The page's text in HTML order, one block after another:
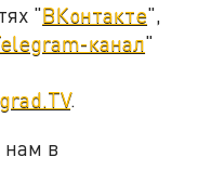
"ВКонтакте",
канал"
.
нам в